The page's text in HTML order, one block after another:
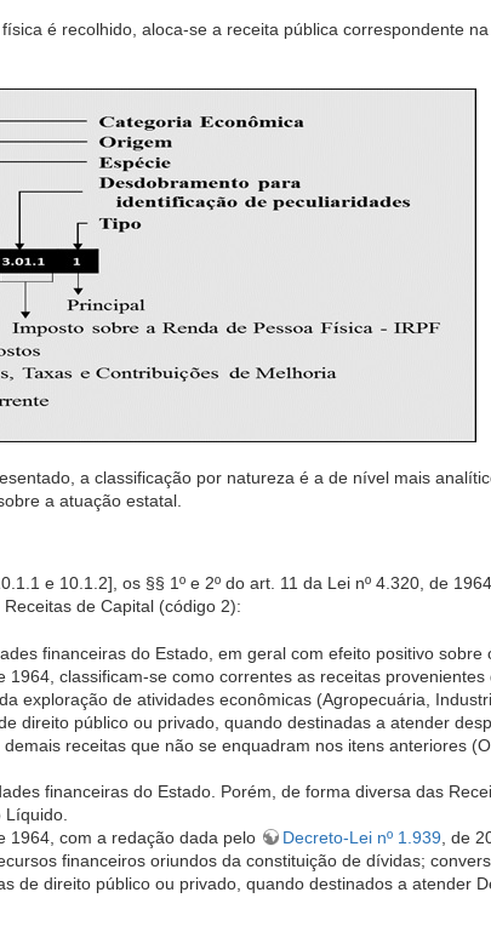
é recolhido, aloca-se a receita pública correspondente
a classificação por natureza é a de nível mais
a atuação estatal.
e 10.1.2], os §§ 1º e 2º do art. 11 da Lei nº 4.320, de
de Capital (código 2):
financeiras do Estado, em geral com efeito positivo sobre
1964, classificam-se como correntes as receitas
exploração de atividades econômicas (Agropecuária,
direito público ou privado, quando destinadas a atender
receitas que não se enquadram nos itens anteriores
financeiras do Estado. Porém, de forma diversa das
Líquido.
1964, com a redação dada pelo
Decreto-Lei nº 1.939, de
financeiros oriundos da constituição de dívidas;
de direito público ou privado, quando destinados a atender